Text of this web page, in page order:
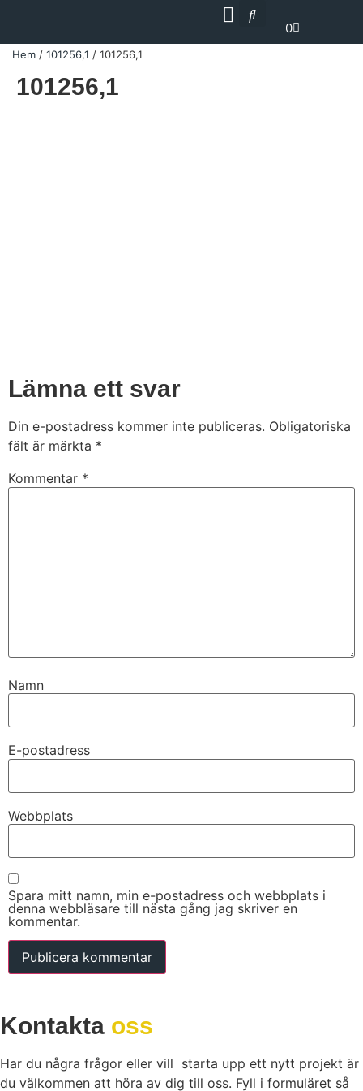
0
Hem / 101256,1 / 101256,1
101256,1
Lämna ett svar
Din e-postadress kommer inte publiceras. Obligatoriska
fält är märkta *
Kommentar *
Namn
E-postadress
Webbplats
Spara mitt namn, min e-postadress och webbplats i
denna webbläsare till nästa gång jag skriver en
kommentar.
Kontakta oss
Har du några frågor eller vill starta upp ett nytt projekt är
du välkommen att höra av dig till oss. Fyll i formuläret så